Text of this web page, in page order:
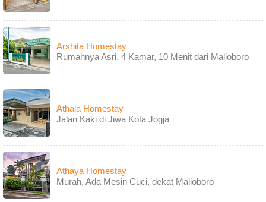
Arshita Homestay
Rumahnya Asri, 4 Kamar, 10 Menit dari Malioboro
Athala Homestay
Jalan Kaki di Jiwa Kota Jogja
Athaya Homestay
Murah, Ada Mesin Cuci, dekat Malioboro